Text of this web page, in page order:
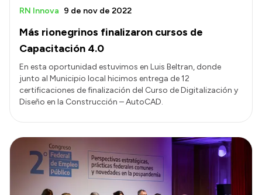
Más rionegrinos finalizaron cursos de
Capacitación 4.0
RN Innova 9 de nov de 2022
En esta oportunidad estuvimos en Luis Beltran, donde
junto al Municipio local hicimos entrega de 12
certificaciones de finalización del Curso de Digitalización y
Diseño en la Construcción – AutoCAD.